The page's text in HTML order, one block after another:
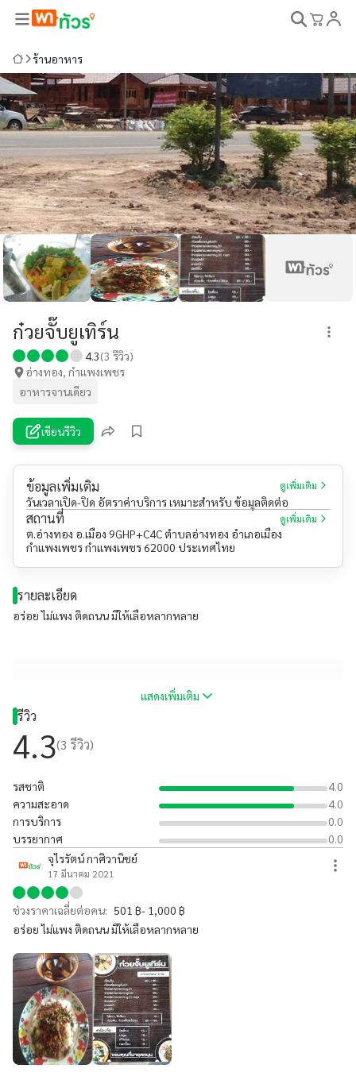
ร้านอาหาร
ก๋วยจั๊บยูเทิร์น
4.3(3 รีวิว)
อ่างทอง, กำแพงเพชร
อาหารจานเดียว
เขียนรีวิว
ข้อมูลเพิ่มเติม ดูเพิ่มเติม
วันเวลาเปิด-ปิด อัตราค่าบริการ เหมาะสำหรับ ข้อมูลติดต่อ
สถานที่ ดูเพิ่มเติม
ต.อ่างทอง อ.เมือง 9GHP+C4C ตำบลอ่างทอง อำเภอเมือง
กำแพงเพชร กำแพงเพชร 62000 ประเทศไทย
รายละเอียด
อร่อย ไม่แพง ติดถนน มีให้เลือหลากหลาย
แสดงเพิ่มเติม
รีวิว
4.3(3 รีวิว)
รสชาติ
4.0
ความสะอาด
4.0
การบริการ
0.0
บรรยากาศ
0.0
จุไรรัตน์ กาศิวานิชย์
17 มีนาคม 2021
ช่วงราคาเฉลี่ยต่อคน: 501 ฿- 1,000 ฿
อร่อย ไม่แพง ติดถนน มีให้เลือหลากหลาย